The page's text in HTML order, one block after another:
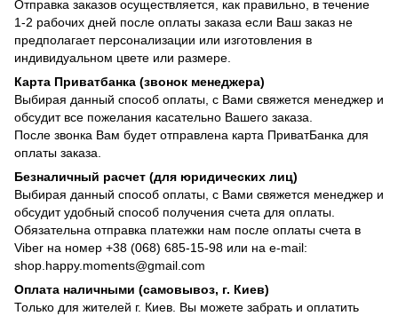
Отправка заказов осуществляется, как правильно, в течение
1-2 рабочих дней после оплаты заказа если Ваш заказ не
предполагает персонализации или изготовления в
индивидуальном цвете или размере.
Карта Приватбанка (звонок менеджера)
Выбирая данный способ оплаты, с Вами свяжется менеджер и
обсудит все пожелания касательно Вашего заказа.
После звонка Вам будет отправлена карта ПриватБанка для
оплаты заказа.
Безналичный расчет (для юридических лиц)
Выбирая данный способ оплаты, с Вами свяжется менеджер и
обсудит удобный способ получения счета для оплаты.
Обязательна отправка платежки нам после оплаты счета в
Viber на номер +38 (068) 685-15-98 или на e-mail:
shop.happy.moments@gmail.com
Оплата наличными (самовывоз, г. Киев)
Только для жителей г. Киев. Вы можете забрать и оплатить